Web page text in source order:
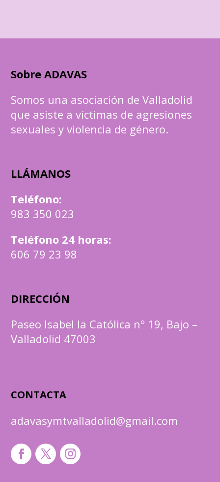
Sobre ADAVAS
Somos una asociación de Valladolid
que asiste a víctimas de agresiones
sexuales y violencia de género.
LLÁMANOS
Teléfono:
983 350 023
Teléfono 24 horas:
606 79 23 98
DIRECCIÓN
Paseo Isabel la Católica nº 19, Bajo –
Valladolid 47003
CONTACTA
adavasymtvalladolid@gmail.com